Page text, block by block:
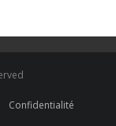
Confidentialité